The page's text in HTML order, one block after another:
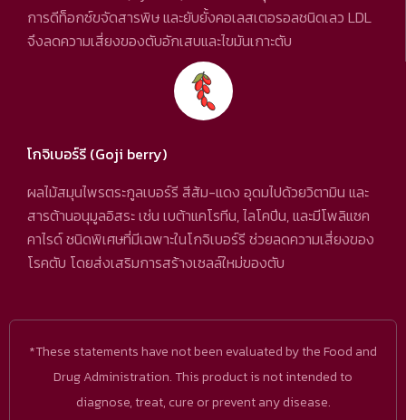
การดีท็อกซ์ขจัดสารพิษ และยับยั้งคอเลสเตอรอลชนิดเลว LDL
จึงลดความเสี่ยงของตับอักเสบและไขมันเกาะตับ
โกจิเบอร์รี (Goji berry)
ผลไม้สมุนไพรตระกูลเบอร์รี สีส้ม-แดง อุดมไปด้วยวิตามิน และ
สารต้านอนุมูลอิสระ เช่น เบต้าแคโรทีน, ไลโคปีน, และมีโพลิแซค
คาไรด์ ชนิดพิเศษที่มีเฉพาะในโกจิเบอร์รี ช่วยลดความเสี่ยงของ
โรคตับ โดยส่งเสริมการสร้างเซลล์ใหม่ของตับ
*These statements have not been evaluated by the Food and
Drug Administration. This product is not intended to
diagnose, treat, cure or prevent any disease.